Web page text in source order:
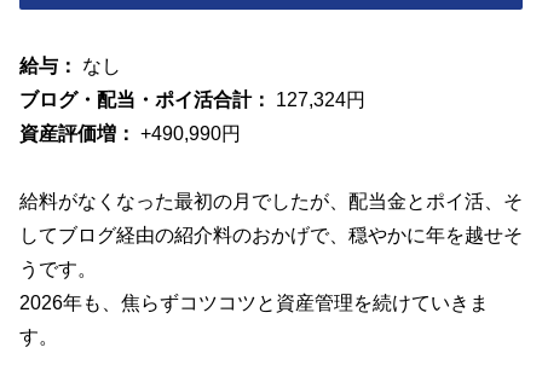
給与：
なし
ブログ・配当・ポイ活合計：
127,324円
資産評価増： +490,990円
給料がなくなった最初の月でしたが、配当金とポイ活、そ
してブログ経由の紹介料のおかげで、穏やかに年を越せそ
うです。
2026年も、焦らずコツコツと資産管理を続けていきま
す。